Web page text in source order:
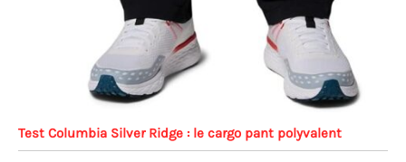
Test Columbia Silver Ridge : le cargo pant polyvalent